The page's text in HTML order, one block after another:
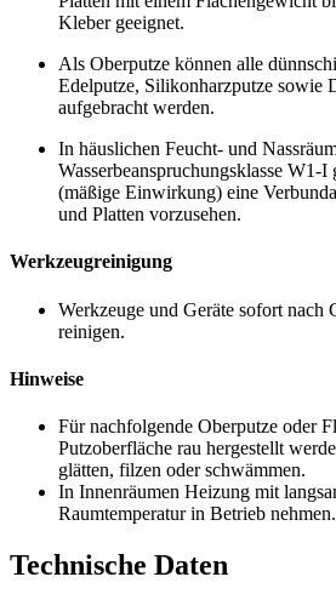
Kleber geeignet.
Als Oberputze können alle
Edelputze, Silikonharzputze sowie
aufgebracht werden.
In häuslichen Feucht- und
Wasserbeanspruchungsklasse W1-
(mäßige Einwirkung) eine
und Platten vorzusehen.
Werkzeugreinigung
Werkzeuge und Geräte sofort nach
reinigen.
Hinweise
Für nachfolgende Oberputze oder
Putzoberfläche rau hergestellt
glätten, filzen oder schwämmen.
In Innenräumen Heizung mit
Raumtemperatur in Betrieb nehmen.
Technische Daten